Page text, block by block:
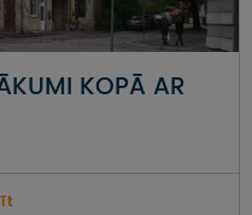
KOPĀ AR